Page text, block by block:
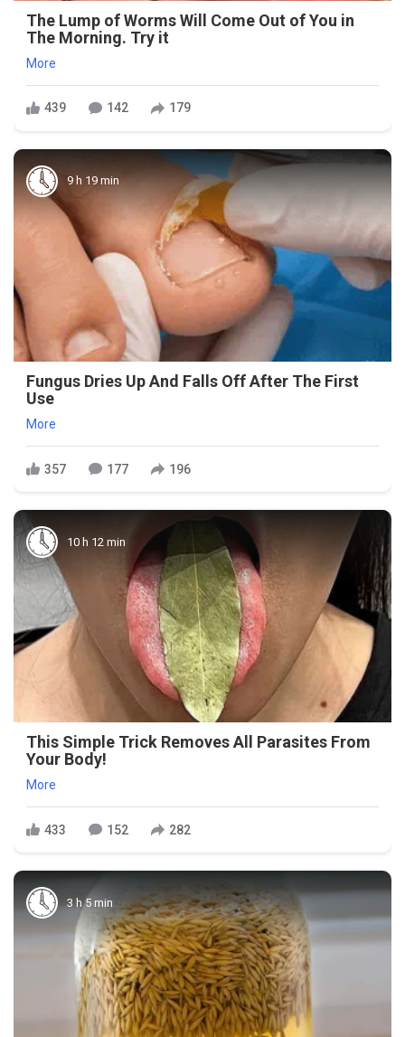
The Lump of Worms Will Come Out of You in
The Morning. Try it
More
439 142 179
9 h 19 min
Fungus Dries Up And Falls Off After The First
Use
More
357 177 196
10 h 12 min
This Simple Trick Removes All Parasites From
Your Body!
More
433 152 282
3 h 5 min